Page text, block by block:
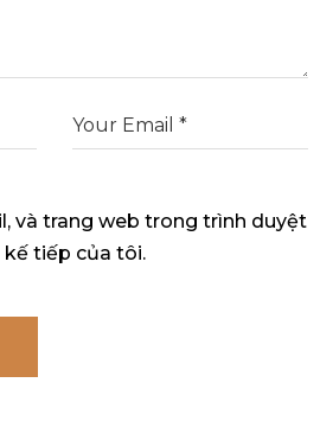
và trang web trong trình duyệt
kế tiếp của tôi.